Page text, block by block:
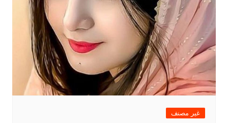
غير مصنف